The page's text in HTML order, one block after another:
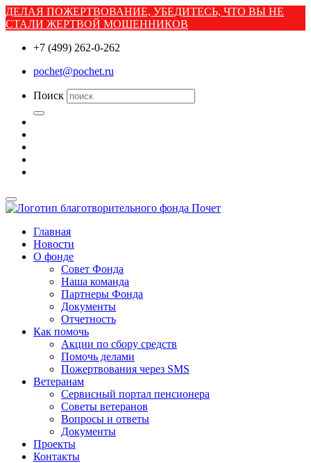
ДЕЛАЯ ПОЖЕРТВОВАНИЕ, УБЕДИТЕСЬ, ЧТО ВЫ НЕ
СТАЛИ ЖЕРТВОЙ МОШЕННИКОВ
+7 (499) 262-0-262
pochet@pochet.ru
Поиск
Главная
Новости
О фонде
Совет Фонда
Наша команда
Партнеры Фонда
Документы
Отчетность
Как помочь
Акции по сбору средств
Помочь делами
Пожертвования через SMS
Ветеранам
Сервисный портал пенсионера
Советы ветеранов
Вопросы и ответы
Документы
Проекты
Контакты